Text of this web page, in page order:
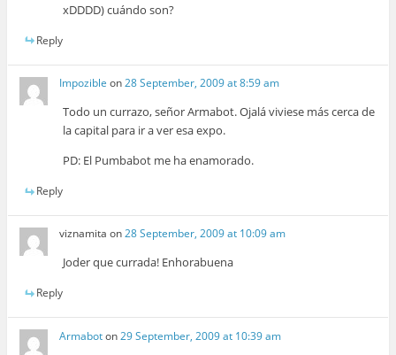
xDDDD) cuándo son?
Reply
Impozible on28 September, 2009 at 8:59 am
Todo un currazo, señor Armabot. Ojalá viviese más cerca de
la capital para ir a ver esa expo.
PD: El Pumbabot me ha enamorado.
Reply
viznamita on28 September, 2009 at 10:09 am
Joder que currada! Enhorabuena
Reply
Armaboton29 September, 2009 at 10:39 am